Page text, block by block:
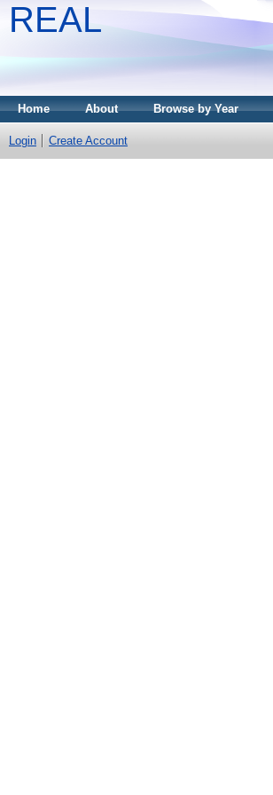
REAL
Home About Browse by Year
Login Create Account